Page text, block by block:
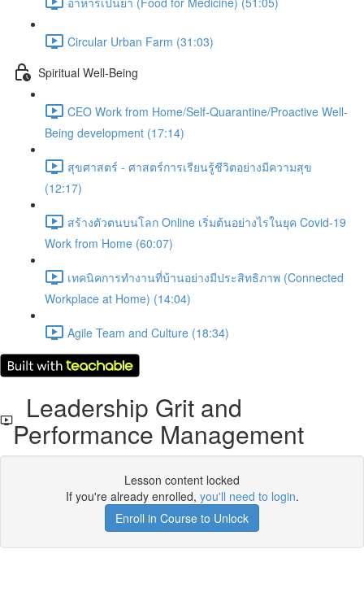
Circular Urban Farm (31:03)
Spiritual Well-Being
CEO Work from Home/Self-Quarantine/Proactive Well-
Being development (17:14)
สุขศาสตร์ - ศาสตร์การเรียนรู้ชีวิตอย่างมีความสุข
(12:17)
สร้างตัวตนบนโลก Online เริ่มต้นอย่างไรในยุค Covid-19
Work from Home (60:07)
เทคนิคการทำงานที่บ้านอย่างมีประสิทธิภาพ (Connected
Workplace at Home) (14:04)
Agile Team and Culture (18:34)
Leadership Grit and
Performance Management
Lesson content locked
If you're already enrolled, you'll need to login.
Enroll in Course to Unlock